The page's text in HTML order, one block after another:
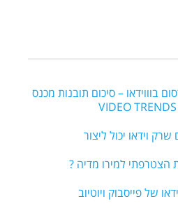
בוווידאו – סיכום תובנות מכנס
VIDEO
למירו מדיה ?
של פייסבוק ויוטיוב